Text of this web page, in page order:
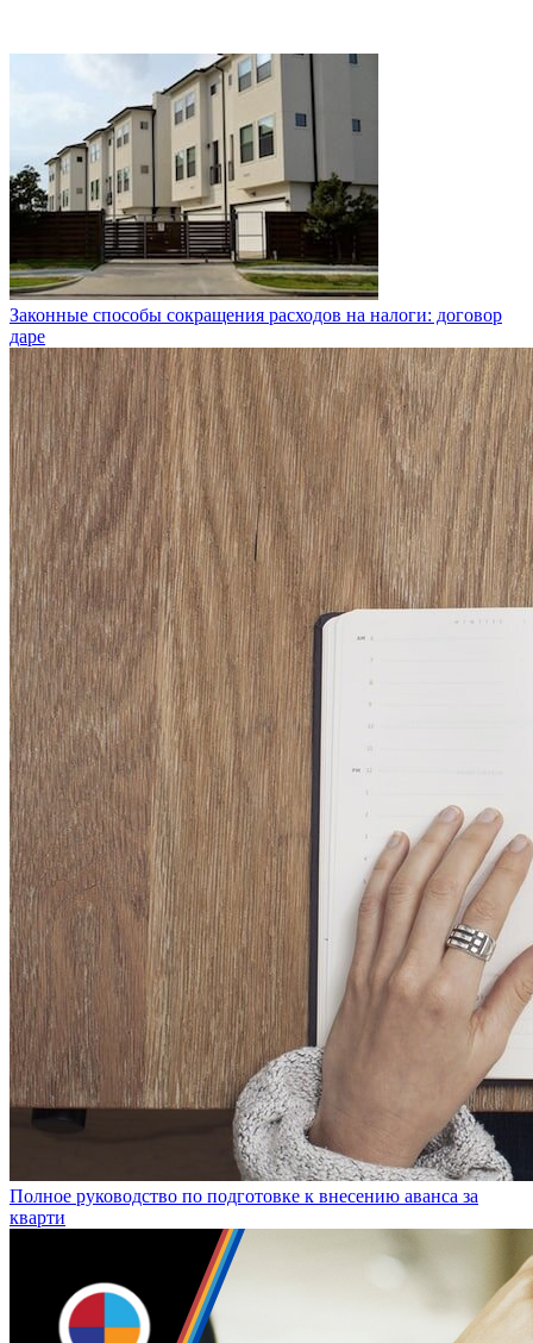
Законные способы сокращения расходов на налоги: договор
даре
Полное руководство по подготовке к внесению аванса за
кварти